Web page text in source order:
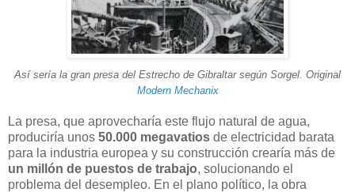
Así sería la gran presa del Estrecho de Gibraltar según Sorgel. Original
Modern Mechanix
La presa, que aprovecharía este flujo natural de agua,
produciría unos 50.000 megavatios de electricidad barata
para la industria europea y su construcción crearía más de
un millón de puestos de trabajo, solucionando el
problema del desempleo. En el plano político, la obra